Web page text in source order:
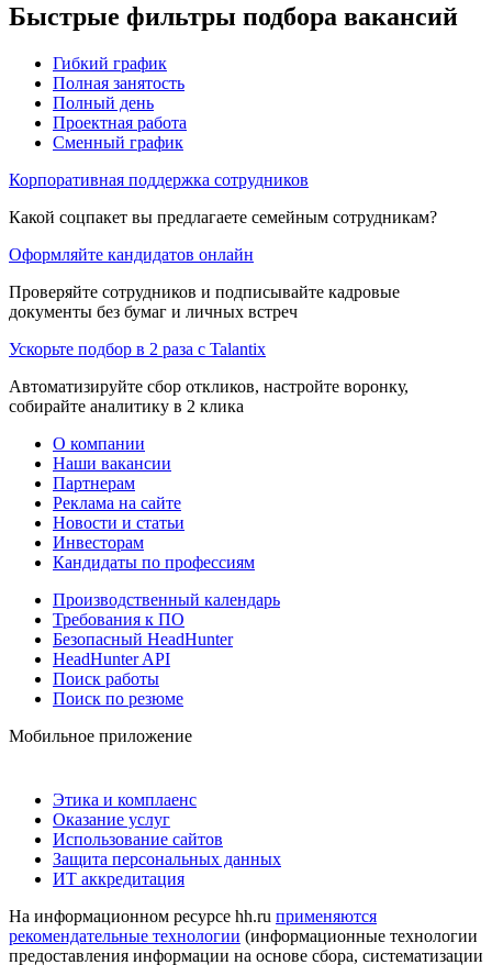
Быстрые фильтры подбора вакансий
Гибкий график
Полная занятость
Полный день
Проектная работа
Сменный график
Корпоративная поддержка сотрудников
Какой соцпакет вы предлагаете семейным сотрудникам?
Оформляйте кандидатов онлайн
Проверяйте сотрудников и подписывайте кадровые
документы без бумаг и личных встреч
Ускорьте подбор в 2 раза с Talantix
Автоматизируйте сбор откликов, настройте воронку,
собирайте аналитику в 2 клика
О компании
Наши вакансии
Партнерам
Реклама на сайте
Новости и статьи
Инвесторам
Кандидаты по профессиям
Производственный календарь
Требования к ПО
Безопасный HeadHunter
HeadHunter API
Поиск работы
Поиск по резюме
Мобильное приложение
Этика и комплаенс
Оказание услуг
Использование сайтов
Защита персональных данных
ИТ аккредитация
На информационном ресурсе hh.ru применяются
рекомендательные технологии (информационные технологии
предоставления информации на основе сбора, систематизации